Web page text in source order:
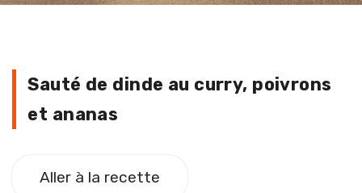
Sauté de dinde au curry, poivrons
Sauté de dinde au curry, poivrons
et ananas
Aller à la recette